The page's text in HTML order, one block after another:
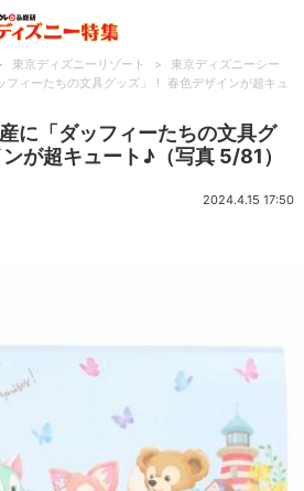
東京ディズニーリゾート >
東京ディズニーシー
ィーたちの文具グッズ」！ 春色デザインが超キュ
に「ダッフィーたちの文具グ
が超キュート♪（写真 5/81）
2024.4.15 17:50